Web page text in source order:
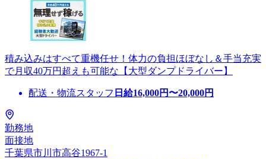
積み込みはすべて重機任せ！体力の負担ほぼなし＆手当充実
で月収40万円超えも可能な【大型ダンプドライバー】
配送・物流スタッフ 日給16,000円〜20,000円
勤務地
面接地
千葉県市川市高谷1967-1